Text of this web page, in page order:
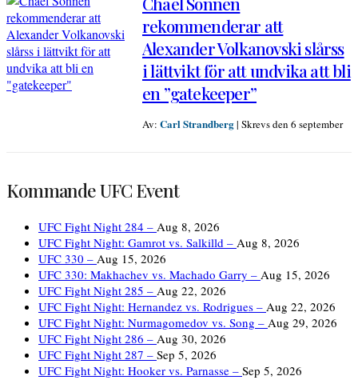
rekommenderar att
Alexander Volkanovski slårss
i lättvikt för att undvika att bli
en ”gatekeeper”
Av: Carl Strandberg| Skrevs den 6 september
Kommande UFC Event
UFC Fight Night 284 – Aug 8, 2026
UFC Fight Night: Gamrot vs. Salkilld – Aug 8, 2026
UFC 330 – Aug 15, 2026
UFC 330: Makhachev vs. Machado Garry – Aug 15, 2026
UFC Fight Night 285 – Aug 22, 2026
UFC Fight Night: Hernandez vs. Rodrigues – Aug 22, 2026
UFC Fight Night: Nurmagomedov vs. Song – Aug 29, 2026
UFC Fight Night 286 – Aug 30, 2026
UFC Fight Night 287 – Sep 5, 2026
UFC Fight Night: Hooker vs. Parnasse – Sep 5, 2026